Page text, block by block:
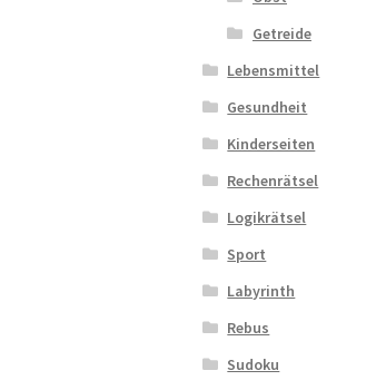
Getreide
Lebensmittel
Gesundheit
Kinderseiten
Rechenrätsel
Logikrätsel
Sport
Labyrinth
Rebus
Sudoku